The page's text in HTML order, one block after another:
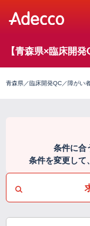
【青森県×臨床開
青森県／臨床開発QC／障がい
条件に合
条件を変更して